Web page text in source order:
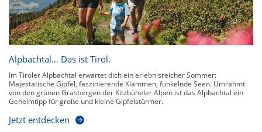
Alpbachtal… Das ist Tirol.
Im Tiroler Alpbachtal erwartet dich ein erlebnisreicher Sommer:
Majestätische Gipfel, faszinierende Klammen, funkelnde Seen. Umrahmt
von den grünen Grasbergen der Kitzbüheler Alpen ist das Alpbachtal ein
Geheimtipp für große und kleine Gipfelstürmer.
Jetzt entdecken